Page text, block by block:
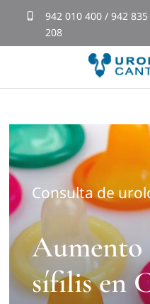
942 010 400 / 942 835
208
Equipo Médico
Tratamientos
Blog
Testimonios
Consulta de
Aumento
sífilis en